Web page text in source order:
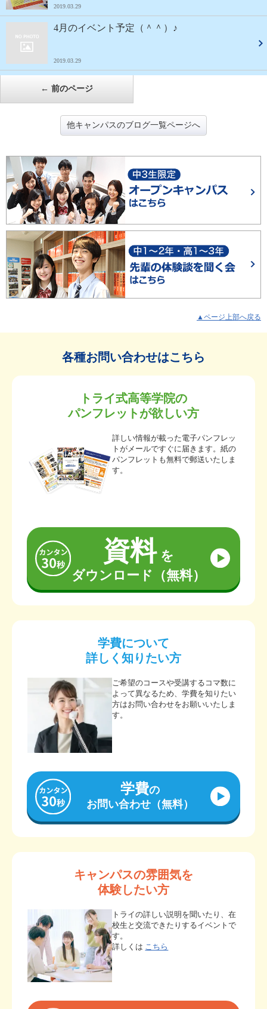
2019.03.29
4月のイベント予定（＾＾）♪
2019.03.29
← 前のページ
他キャンパスのブログ一覧ページへ
▲ページ上部へ戻る
各種お問い合わせはこちら
トライ式高等学院の
パンフレットが欲しい方
詳しい情報が載った電子パンフレッ
トがメールですぐに届きます。紙の
パンフレットも無料で郵送いたしま
す。
資料を
ダウンロード（無料）
学費について
詳しく知りたい方
ご希望のコースや受講するコマ数に
よって異なるため、学費を知りたい
方はお問い合わせをお願いいたしま
す。
学費の
お問い合わせ（無料）
キャンパスの雰囲気を
体験したい方
トライの詳しい説明を聞いたり、在
校生と交流できたりするイベントで
す。
詳しくは こちら